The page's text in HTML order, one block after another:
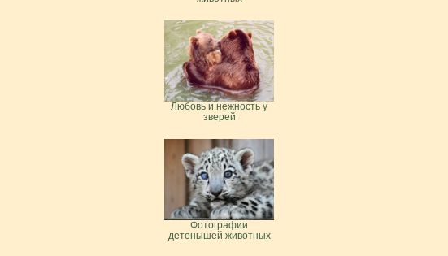
Любовь и нежность у
зверей
Фотографии
детенышей животных